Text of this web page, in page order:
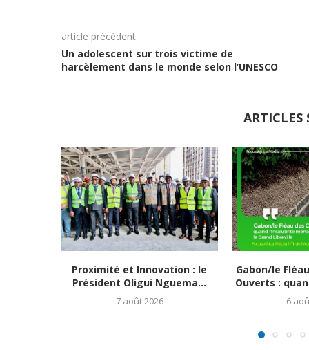
article précédent
Un adolescent sur trois victime de
harcèlement dans le monde selon l’UNESCO
ARTICLES
Proximité et Innovation : le
Président Oligui Nguema...
7 août 2026
Gabon/le
Ouverts :
6